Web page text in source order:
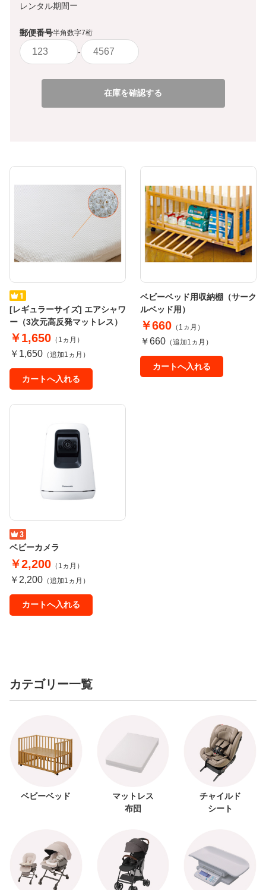
レンタル期間ー
郵便番号半角数字7桁
-
在庫を確認する
[レギュラーサイズ] エアシャワ
ー（3次元高反発マットレス）
￥1,650 （1ヵ月）
￥1,650 （追加1ヵ月）
カートへ入れる
ベビーベッド用収納棚（サーク
ルベッド用）
￥660 （1ヵ月）
￥660 （追加1ヵ月）
カートへ入れる
ベビーカメラ
￥2,200 （1ヵ月）
￥2,200 （追加1ヵ月）
カートへ入れる
カテゴリー一覧
ベビーベッド
マットレス
布団
チャイルド
シート